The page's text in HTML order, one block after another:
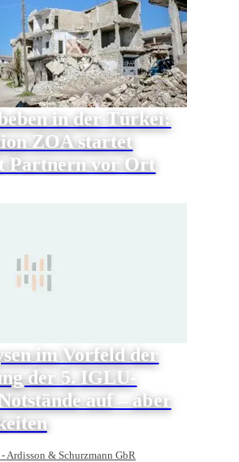
in der Türkei:
ZOA startet
Partnern vor Ort
im Vorfeld der
der 5. IGLU-
auf – aber
Ardisson & Schurzmann GbR